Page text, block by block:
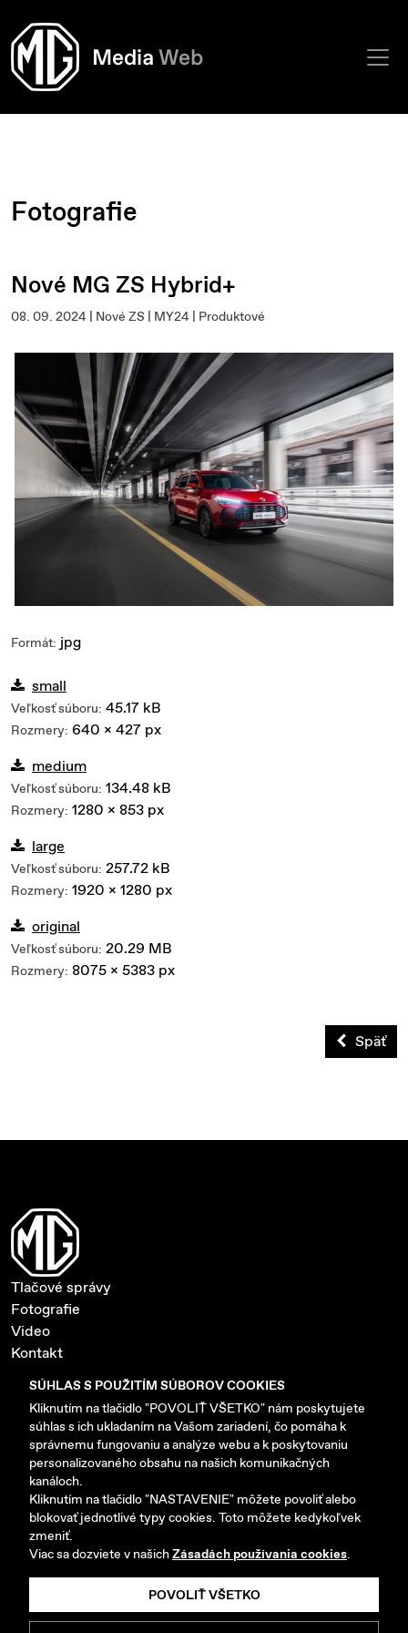
Fotografie
Nové MG ZS Hybrid+
08. 09. 2024 | Nové ZS | MY24 | Produktové
Formát: jpg
small
Veľkosť súboru: 45.17 kB
Rozmery: 640 x 427 px
medium
Veľkosť súboru: 134.48 kB
Rozmery: 1280 x 853 px
large
Veľkosť súboru: 257.72 kB
Rozmery: 1920 x 1280 px
original
Veľkosť súboru: 20.29 MB
Rozmery: 8075 x 5383 px
Späť
Tlačové správy
Fotografie
Video
Kontakt
Ochrana súkromia a cookies
Nastavenie cookies
www.mgmotor-slovakia.sk
Copyright © 2026 AB MOTORS SK s.r.o. Všetky práva
vyhradené.
Picabo.cz, a.s.
SÚHLAS S POUŽITÍM SÚBOROV COOKIES
Kliknutím na tlačidlo "POVOLIŤ VŠETKO" nám poskytujete
súhlas s ich ukladaním na Vašom zariadení, čo pomáha k
správnemu fungovaniu a analýze webu a k poskytovaniu
personalizovaného obsahu na našich komunikačných
kanáloch.
Kliknutím na tlačidlo "NASTAVENIE" môžete povoliť alebo
blokovať jednotlivé typy cookies. Toto môžete kedykoľvek
zmeniť.
Viac sa dozviete v našichZásadách používania cookies.
POVOLIŤ VŠETKO